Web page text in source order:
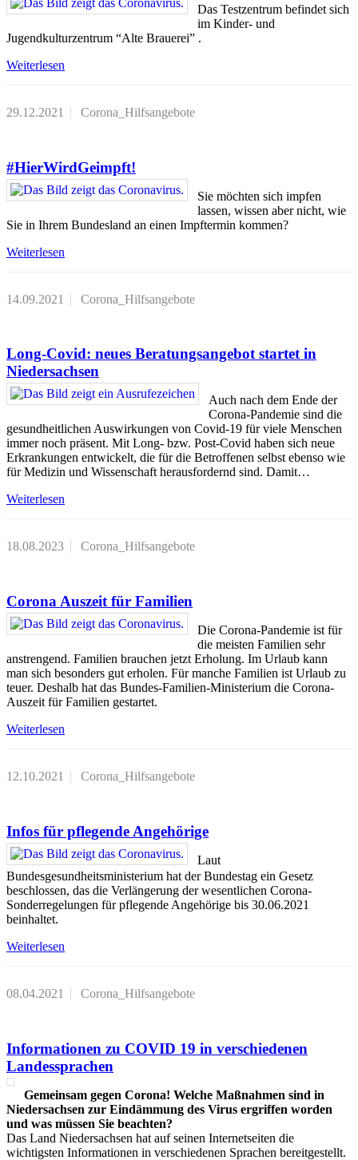
Das Testzentrum befindet sich
im Kinder- und
Jugendkulturzentrum “Alte Brauerei” .
Weiterlesen
29.12.2021 Corona_Hilfsangebote
#HierWirdGeimpft!
Sie möchten sich impfen
lassen, wissen aber nicht, wie
Sie in Ihrem Bundesland an einen Impftermin kommen?
Weiterlesen
14.09.2021 Corona_Hilfsangebote
Long-Covid: neues Beratungsangebot startet in
Niedersachsen
Auch nach dem Ende der
Corona-Pandemie sind die
gesundheitlichen Auswirkungen von Covid-19 für viele Menschen
immer noch präsent. Mit Long- bzw. Post-Covid haben sich neue
Erkrankungen entwickelt, die für die Betroffenen selbst ebenso wie
für Medizin und Wissenschaft herausfordernd sind. Damit…
Weiterlesen
18.08.2023 Corona_Hilfsangebote
Corona Auszeit für Familien
Die Corona-Pandemie ist für
die meisten Familien sehr
anstrengend. Familien brauchen jetzt Erholung. Im Urlaub kann
man sich besonders gut erholen. Für manche Familien ist Urlaub zu
teuer. Deshalb hat das Bundes-Familien-Ministerium die Corona-
Auszeit für Familien gestartet.
Weiterlesen
12.10.2021 Corona_Hilfsangebote
Infos für pflegende Angehörige
Laut
Bundesgesundheitsministerium hat der Bundestag ein Gesetz
beschlossen, das die Verlängerung der wesentlichen Corona-
Sonderregelungen für pflegende Angehörige bis 30.06.2021
beinhaltet.
Weiterlesen
08.04.2021 Corona_Hilfsangebote
Informationen zu COVID 19 in verschiedenen
Landessprachen
Gemeinsam gegen Corona! Welche Maßnahmen sind in
Niedersachsen zur Eindämmung des Virus ergriffen worden
und was müssen Sie beachten?
Das Land Niedersachsen hat auf seinen Internetseiten die
wichtigsten Informationen in verschiedenen Sprachen bereitgestellt.